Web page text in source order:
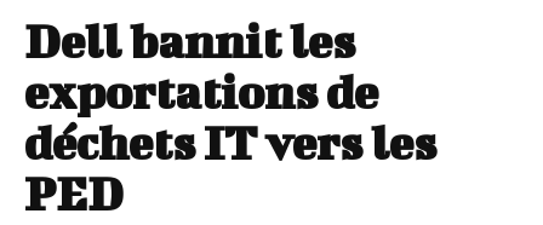
Dell bannit les
exportations de
déchets IT vers les
PED